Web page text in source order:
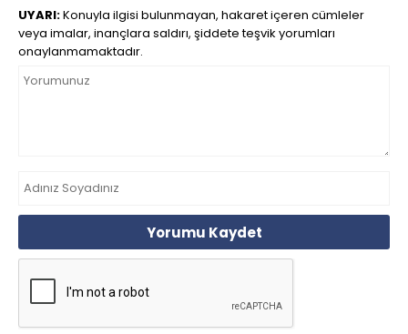
UYARI:Konuyla ilgisi bulunmayan, hakaret içeren cümleler
veya imalar, inançlara saldırı, şiddete teşvik yorumları
onaylanmamaktadır.
Yorumu Kaydet